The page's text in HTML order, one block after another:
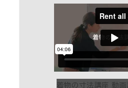
着物の寸法講座 動